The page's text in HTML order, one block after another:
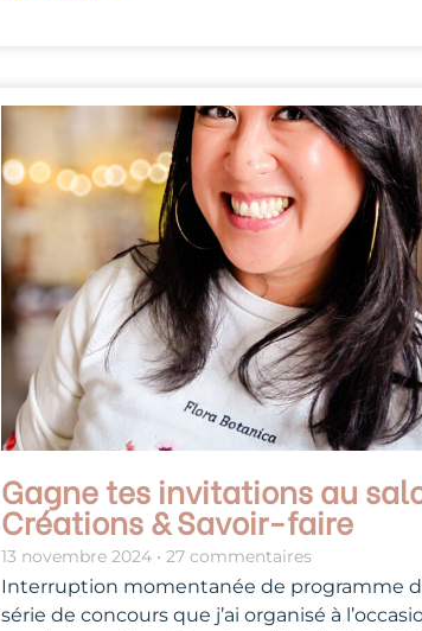
Gagne tes invitations au
Créations & Savoir-faire
13 novembre 2024 27 commentaires
Interruption momentanée de programme
série de concours que j’ai organisé à